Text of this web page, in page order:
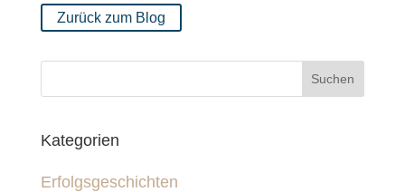
Zurück zum Blog
Kategorien
Erfolgsgeschichten